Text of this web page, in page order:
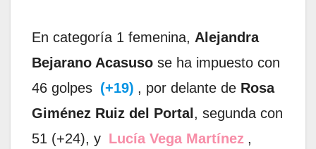
En categoría 1 femenina, Alejandra
Bejarano Acasuso se ha impuesto con
46 golpes (+19) , por delante de Rosa
Giménez Ruiz del Portal , segunda con
51 (+24), y Lucía Vega Martínez ,